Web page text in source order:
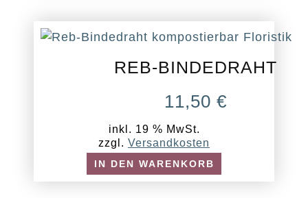
REB-BINDEDRAHT
11,50 €
inkl. 19 % MwSt.
zzgl. Versandkosten
IN DEN WARENKORB